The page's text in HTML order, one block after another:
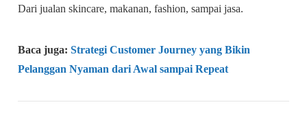
Dari jualan skincare, makanan, fashion, sampai jasa.
Baca juga:Strategi Customer Journey yang Bikin
Pelanggan Nyaman dari Awal sampai Repeat